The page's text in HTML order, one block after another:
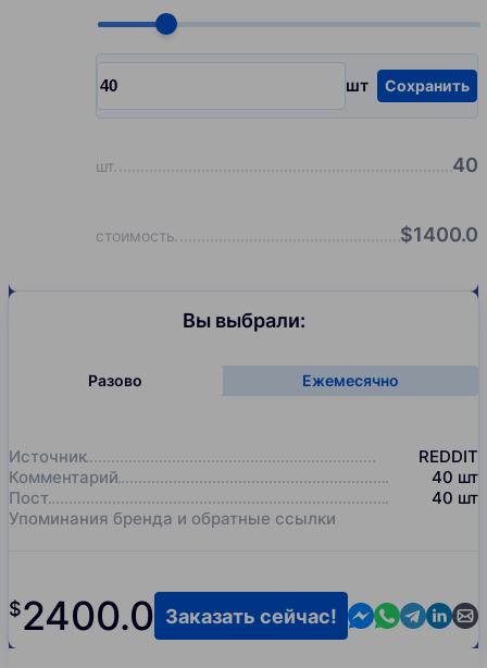
Choose quantity, pcs
шт
Input quantity, pcs Сохранить
шт 40
стоимость $1400.0
Вы выбрали:
Разово Ежемесячно
Источник
REDDIT
Комментарий
40 шт
Пост
40 шт
Упоминания бренда и обратные ссылки
$2400.0 Contact us in
Contact us
Contact
Заказать сейчас!